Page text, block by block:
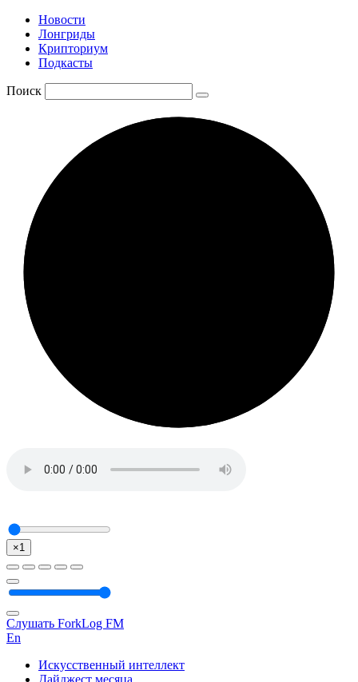
Новости
Лонгриды
Крипториум
Подкасты
Поиск
×1
Слушать ForkLog FM
En
Искусственный интеллект
Дайджест месяца